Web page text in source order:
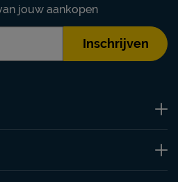
jouw aankopen
Inschrijven